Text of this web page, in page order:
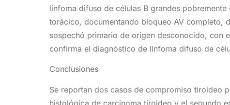
linfoma difuso de células B grandes
torácico, documentando bloqueo AV completo,
sospechó primario de origen desconocido, con
confirma el diagnóstico de linfoma difuso de
Conclusiones
Se reportan dos casos de compromiso tiroideo
histológica de carcinoma tiroideo y el segundo